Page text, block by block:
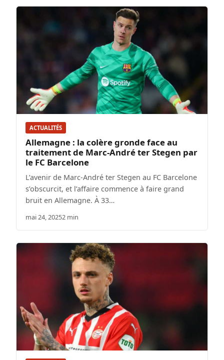
ACTUALITÉS
Allemagne : la colère gronde face au
traitement de Marc-André ter Stegen par
le FC Barcelone
L’avenir de Marc-André ter Stegen au FC Barcelone
s’obscurcit, et l’affaire commence à faire grand
bruit en Allemagne. À 33…
mai 24, 20252 min